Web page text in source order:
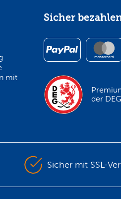
mit
Sicher
der DEG
Sicher mit SSL-